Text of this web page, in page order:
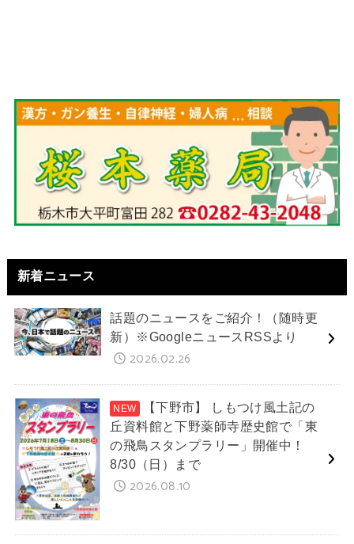
新着ニュース
話題のニュースをご紹介！（随時更
新）※GoogleニュースRSSより
2026.02.26
【下野市】 しもつけ風土記の
丘資料館と下野薬師寺歴史館で「東
の飛鳥スタンプラリー」開催中！
8/30（日）まで
2026.08.10